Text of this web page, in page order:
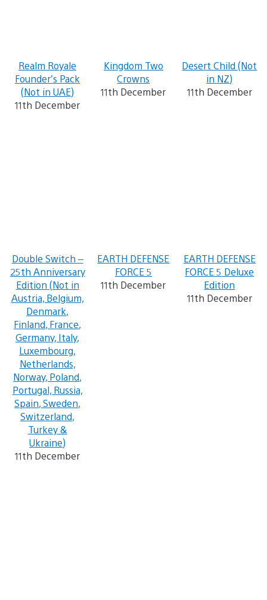
Realm Royale
Founder’s Pack
(Not in UAE)
11th December
Kingdom Two
Crowns
11th December
Desert Child (Not
in NZ)
11th December
Double Switch –
25th Anniversary
Edition (Not in
Austria, Belgium,
Denmark,
Finland, France,
Germany, Italy,
Luxembourg,
Netherlands,
Norway, Poland,
Portugal, Russia,
Spain, Sweden,
Switzerland,
Turkey &
Ukraine)
11th December
EARTH DEFENSE
FORCE 5
11th December
EARTH DEFENSE
FORCE 5 Deluxe
Edition
11th December